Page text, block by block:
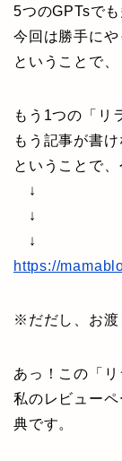
5つのGPTsでも
今回は勝手にや
ということで、
もう1つの「リ
もう記事が書
ということで、
↓
↓
↓
https://
※だだし、お渡
あっ！この「
私のレビュー
典です。